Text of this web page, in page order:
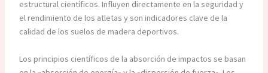
estructural científicos. Influyen directamente en la seguridad y
el rendimiento de los atletas y son indicadores clave de la
calidad de los suelos de madera deportivos.
Los principios científicos de la absorción de impactos se basan